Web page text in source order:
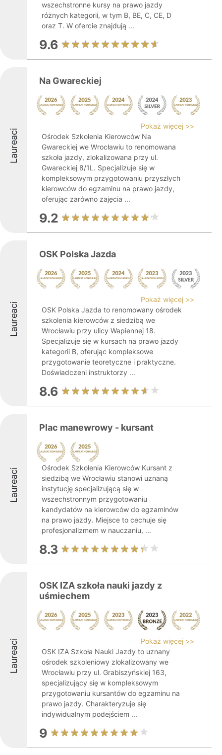
wszechstronne kursy na prawo jazdy
różnych kategorii, w tym B, BE, C, CE, D
oraz T. W ofercie znajdują ...
9.6
Laureaci
Na Gwareckiej
Pokaż więcej >>
Ośrodek Szkolenia Kierowców Na
Gwareckiej we Wrocławiu to renomowana
szkoła jazdy, zlokalizowana przy ul.
Gwareckiej 8/1L. Specjalizuje się w
kompleksowym przygotowaniu przyszłych
kierowców do egzaminu na prawo jazdy,
oferując zarówno zajęcia ...
9.2
Laureaci
OSK Polska Jazda
Pokaż więcej >>
OSK Polska Jazda to renomowany ośrodek
szkolenia kierowców z siedzibą we
Wrocławiu przy ulicy Wapiennej 18.
Specjalizuje się w kursach na prawo jazdy
kategorii B, oferując kompleksowe
przygotowanie teoretyczne i praktyczne.
Doświadczeni instruktorzy ...
8.6
Laureaci
Plac manewrowy - kursant
Ośrodek Szkolenia Kierowców Kursant z
siedzibą we Wrocławiu stanowi uznaną
instytucję specjalizującą się w
wszechstronnym przygotowaniu
kandydatów na kierowców do egzaminów
na prawo jazdy. Miejsce to cechuje się
profesjonalizmem w nauczaniu, ...
8.3
Laureaci
OSK IZA szkoła nauki jazdy z
uśmiechem
Pokaż więcej >>
OSK IZA Szkoła Nauki Jazdy to uznany
ośrodek szkoleniowy zlokalizowany we
Wrocławiu przy ul. Grabiszyńskiej 163,
specjalizujący się w kompleksowym
przygotowaniu kursantów do egzaminu na
prawo jazdy. Charakteryzuje się
indywidualnym podejściem ...
9